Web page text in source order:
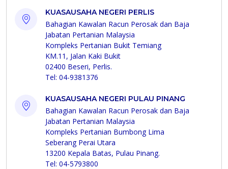
KUASAUSAHA NEGERI PERLIS
Bahagian Kawalan Racun Perosak dan Baja
Jabatan Pertanian Malaysia
Kompleks Pertanian Bukit Temiang
KM.11, Jalan Kaki Bukit
02400 Beseri, Perlis.
Tel: 04-9381376
KUASAUSAHA NEGERI PULAU PINANG
Bahagian Kawalan Racun Perosak dan Baja
Jabatan Pertanian Malaysia
Kompleks Pertanian Bumbong Lima
Seberang Perai Utara
13200 Kepala Batas, Pulau Pinang.
Tel: 04-5793800